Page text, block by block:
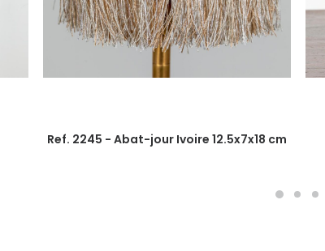
Ref. 2245 - Abat-jour Ivoire 12.5x7x18 cm